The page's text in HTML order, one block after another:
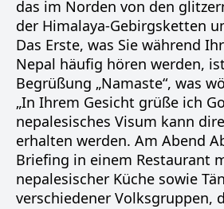
das im Norden von den
der Himalaya-Gebirgsketten
Das Erste, was Sie während
Nepal häufig hören werden,
Begrüßung „Namaste“, was
„In Ihrem Gesicht grüße ich
nepalesisches Visum kann
erhalten werden. Am Abend
Briefing in einem Restaurant
nepalesischer Küche sowie
verschiedener Volksgruppen,